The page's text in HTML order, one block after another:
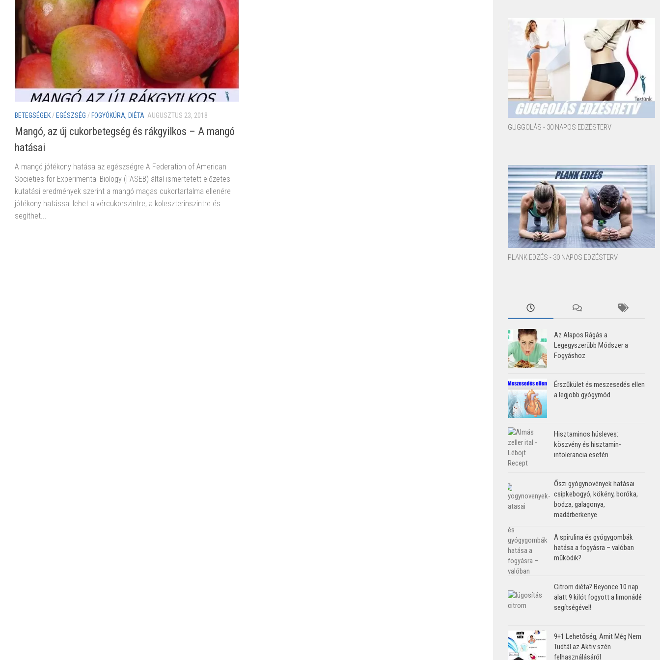
BETEGSÉGEK / EGÉSZSÉG / FOGYÓKÚRA, DIÉTA AUGUSZTUS 23, 2018
Mangó, az új cukorbetegség és rákgyilkos – A mangó
hatásai
A mangó jótékony hatása az egészségre A Federation of American
Societies for Experimental Biology (FASEB) által ismertetett előzetes
kutatási eredmények szerint a mangó magas cukortartalma ellenére
jótékony hatással lehet a vércukorszintre, a koleszterinszintre és
segíthet...
GUGGOLÁS - 30 NAPOS EDZÉSTERV
PLANK EDZÉS - 30 NAPOS EDZÉSTERV
Az Alapos Rágás a
Legegyszerűbb Módszer a
Fogyáshoz
Érszűkület és meszesedés ellen
a legjobb gyógymód
Hisztaminos húsleves:
köszvény és hisztamin-
intolerancia esetén
Őszi gyógynövények hatásai
csipkebogyó, kökény, boróka,
bodza, galagonya,
madárberkenye
A spirulina és gyógygombák
hatása a fogyásra – valóban
működik?
Citrom diéta? Beyonce 10 nap
alatt 9 kilót fogyott a limonádé
segítségével!
9+1 Lehetőség, Amit Még Nem
Tudtál az Aktiv szén
felhasználásáról